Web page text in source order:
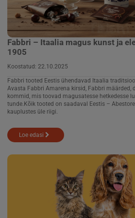
Fabbri – Itaalia magus kunst ja
1905
Koostatud: 22.10.2025
Fabbri tooted Eestis ühendavad Itaalia
Avasta Fabbri Amarena kirsid, Fabbri määrded,
kommid, mis toovad magusatesse hetkedes­se
tunde.Kõik tooted on saadaval Eestis –
kauplustes üle riigi.
Loe edasi